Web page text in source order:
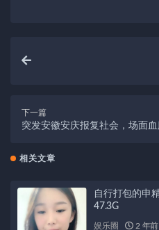
下一篇
突发安徽安庆报复社会，场面血
相关文章
自行打包的申
47.3G
娱乐圈 2 年前